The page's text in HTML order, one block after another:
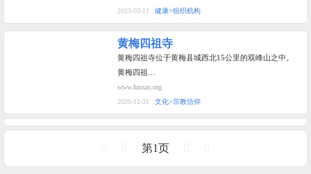
2023-03-11
健康>组织机构
黄梅四祖寺
黄梅四祖寺位于黄梅县城西北15公里的双峰山之中。
黄梅四祖…
www.hmszs.org
2020-12-31
文化>宗教信仰
第1页